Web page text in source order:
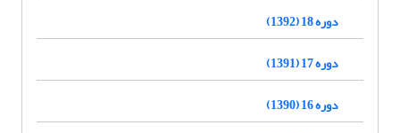
دوره 18 (1392)
دوره 17 (1391)
دوره 16 (1390)